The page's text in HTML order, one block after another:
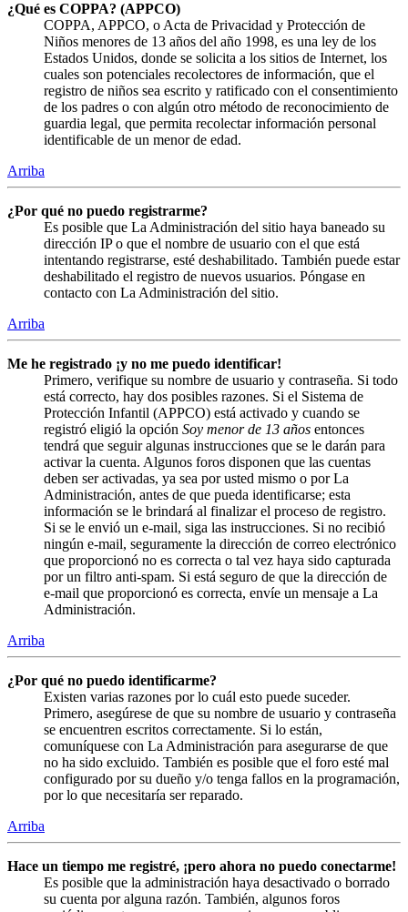
¿Qué es COPPA? (APPCO)
COPPA, APPCO, o Acta de Privacidad y Protección de
Niños menores de 13 años del año 1998, es una ley de los
Estados Unidos, donde se solicita a los sitios de Internet, los
cuales son potenciales recolectores de información, que el
registro de niños sea escrito y ratificado con el consentimiento
de los padres o con algún otro método de reconocimiento de
guardia legal, que permita recolectar información personal
identificable de un menor de edad.
Arriba
¿Por qué no puedo registrarme?
Es posible que La Administración del sitio haya baneado su
dirección IP o que el nombre de usuario con el que está
intentando registrarse, esté deshabilitado. También puede estar
deshabilitado el registro de nuevos usuarios. Póngase en
contacto con La Administración del sitio.
Arriba
Me he registrado ¡y no me puedo identificar!
Primero, verifique su nombre de usuario y contraseña. Si todo
está correcto, hay dos posibles razones. Si el Sistema de
Protección Infantil (APPCO) está activado y cuando se
registró eligió la opción Soy menor de 13 años entonces
tendrá que seguir algunas instrucciones que se le darán para
activar la cuenta. Algunos foros disponen que las cuentas
deben ser activadas, ya sea por usted mismo o por La
Administración, antes de que pueda identificarse; esta
información se le brindará al finalizar el proceso de registro.
Si se le envió un e-mail, siga las instrucciones. Si no recibió
ningún e-mail, seguramente la dirección de correo electrónico
que proporcionó no es correcta o tal vez haya sido capturada
por un filtro anti-spam. Si está seguro de que la dirección de
e-mail que proporcionó es correcta, envíe un mensaje a La
Administración.
Arriba
¿Por qué no puedo identificarme?
Existen varias razones por lo cuál esto puede suceder.
Primero, asegúrese de que su nombre de usuario y contraseña
se encuentren escritos correctamente. Si lo están,
comuníquese con La Administración para asegurarse de que
no ha sido excluido. También es posible que el foro esté mal
configurado por su dueño y/o tenga fallos en la programación,
por lo que necesitaría ser reparado.
Arriba
Hace un tiempo me registré, ¡pero ahora no puedo conectarme!
Es posible que la administración haya desactivado o borrado
su cuenta por alguna razón. También, algunos foros